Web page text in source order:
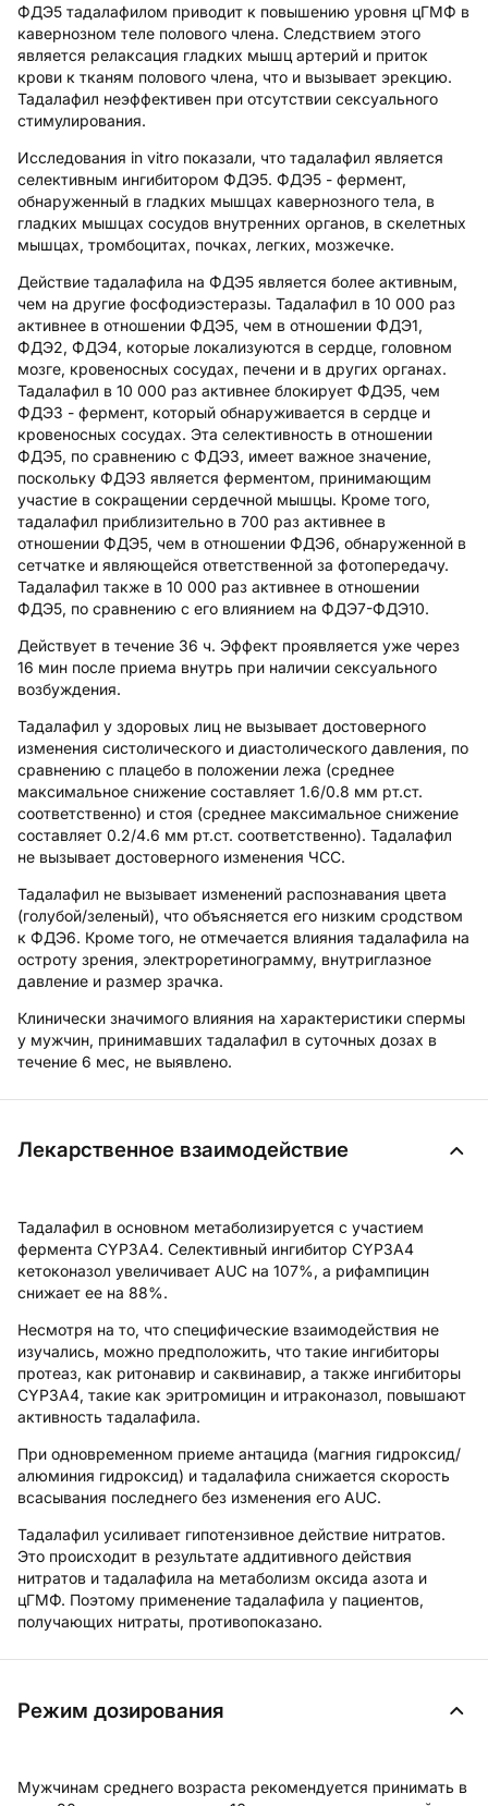
ФДЭ5 тадалафилом приводит к повышению уровня цГМФ в
кавернозном теле полового члена. Следствием этого
является релаксация гладких мышц артерий и приток
крови к тканям полового члена, что и вызывает эрекцию.
Тадалафил неэффективен при отсутствии сексуального
стимулирования.
Исследования in vitro показали, что тадалафил является
селективным ингибитором ФДЭ5. ФДЭ5 - фермент,
обнаруженный в гладких мышцах кавернозного тела, в
гладких мышцах сосудов внутренних органов, в скелетных
мышцах, тромбоцитах, почках, легких, мозжечке.
Действие тадалафила на ФДЭ5 является более активным,
чем на другие фосфодиэстеразы. Тадалафил в 10 000 раз
активнее в отношении ФДЭ5, чем в отношении ФДЭ1,
ФДЭ2, ФДЭ4, которые локализуются в сердце, головном
мозге, кровеносных сосудах, печени и в других органах.
Тадалафил в 10 000 раз активнее блокирует ФДЭ5, чем
ФДЭ3 - фермент, который обнаруживается в сердце и
кровеносных сосудах. Эта селективность в отношении
ФДЭ5, по сравнению с ФДЭ3, имеет важное значение,
поскольку ФДЭ3 является ферментом, принимающим
участие в сокращении сердечной мышцы. Кроме того,
тадалафил приблизительно в 700 раз активнее в
отношении ФДЭ5, чем в отношении ФДЭ6, обнаруженной в
сетчатке и являющейся ответственной за фотопередачу.
Тадалафил также в 10 000 раз активнее в отношении
ФДЭ5, по сравнению с его влиянием на ФДЭ7-ФДЭ10.
Действует в течение 36 ч. Эффект проявляется уже через
16 мин после приема внутрь при наличии сексуального
возбуждения.
Тадалафил у здоровых лиц не вызывает достоверного
изменения систолического и диастолического давления, по
сравнению с плацебо в положении лежа (среднее
максимальное снижение составляет 1.6/0.8 мм рт.ст.
соответственно) и стоя (среднее максимальное снижение
составляет 0.2/4.6 мм рт.ст. соответственно). Тадалафил
не вызывает достоверного изменения ЧСС.
Тадалафил не вызывает изменений распознавания цвета
(голубой/зеленый), что объясняется его низким сродством
к ФДЭ6. Кроме того, не отмечается влияния тадалафила на
остроту зрения, электроретинограмму, внутриглазное
давление и размер зрачка.
Клинически значимого влияния на характеристики спермы
у мужчин, принимавших тадалафил в суточных дозах в
течение 6 мес, не выявлено.
Лекарственное взаимодействие
Тадалафил в основном метаболизируется с участием
фермента CYP3A4. Селективный ингибитор CYP3A4
кетоконазол увеличивает AUC на 107%, а рифампицин
снижает ее на 88%.
Несмотря на то, что специфические взаимодействия не
изучались, можно предположить, что такие ингибиторы
протеаз, как ритонавир и саквинавир, а также ингибиторы
CYP3A4, такие как эритромицин и итраконазол, повышают
активность тадалафила.
При одновременном приеме антацида (магния гидроксид/
алюминия гидроксид) и тадалафила снижается скорость
всасывания последнего без изменения его AUC.
Тадалафил усиливает гипотензивное действие нитратов.
Это происходит в результате аддитивного действия
нитратов и тадалафила на метаболизм оксида азота и
цГМФ. Поэтому применение тадалафила у пациентов,
получающих нитраты, противопоказано.
Режим дозирования
Мужчинам среднего возраста рекомендуется принимать в